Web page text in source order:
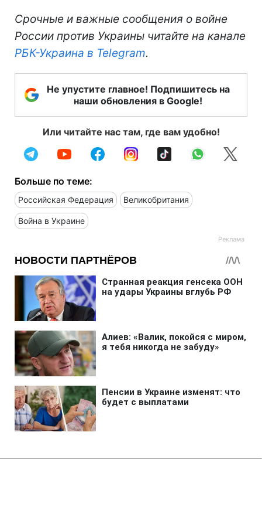
Срочные и важные сообщения о войне
России против Украины читайте на канале
РБК-Украина в Telegram.
Не упустите главное! Подпишитесь на
наши обновления в Google!
Или читайте нас там, где вам удобно!
Больше по теме:
Российская Федерация Великобритания
Война в Украине